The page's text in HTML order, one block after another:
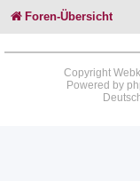
Foren-Übersicht
Copyright
Powered by